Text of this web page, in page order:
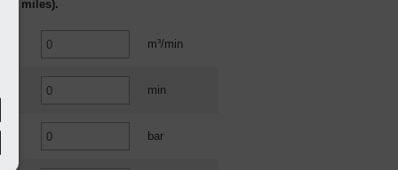
miles).
m³/min
min
bar